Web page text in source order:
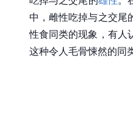
中，雌性吃掉与之交尾
性食同类的现象，有人
这种令人毛骨悚然的同